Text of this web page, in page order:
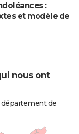
:
et modèle de
nous ont
département de